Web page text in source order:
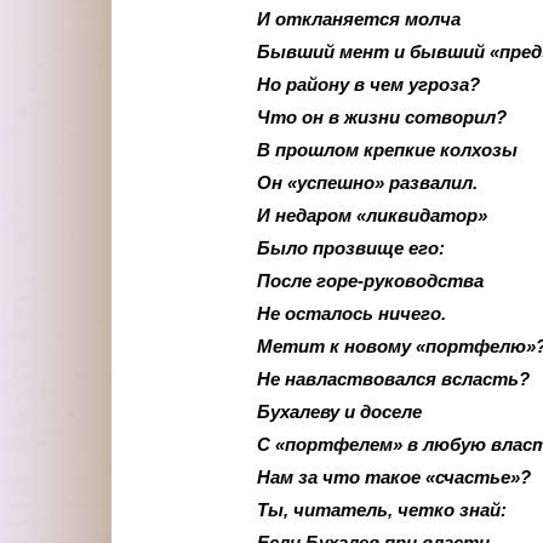
И откланяется молча
Бывший мент и бывший
Но району в чем угроза?
Что он в жизни сотворил?
В прошлом крепкие колхозы
Он «успешно» развалил.
И недаром «ликвидатор»
Было прозвище его:
После горе-руководства
Не осталось ничего.
Метит к новому
Не навластвовался всласть?
Бухалеву и доселе
С «портфелем» в любую
Нам за что такое «счастье»?
Ты, читатель, четко знай: